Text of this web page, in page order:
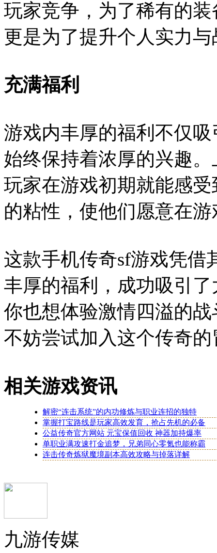
玩家竞争，为了稀有的
更是为了提升个人实力
充满福利
游戏内丰厚的福利不仅
始终保持着浓厚的兴趣
玩家在游戏初期就能感
的粘性，使他们愿意在
这款手机传奇sf游戏凭借
丰厚的福利，成功吸引
你也想体验激情四溢的
不妨尝试加入这个传奇
相关游戏资讯
解密“连击系统”的内功修炼与职业连招的独特
掌握打宝路线是玩家高效发育，抢占先机的必备
公益传奇官方网站 元宝保值回收 神器加持爆率
单职业满攻速打金追梦，兄弟同心零氪也能称霸
连击传奇炼狱魔境副本高效攻略与掉落详解
九游传媒